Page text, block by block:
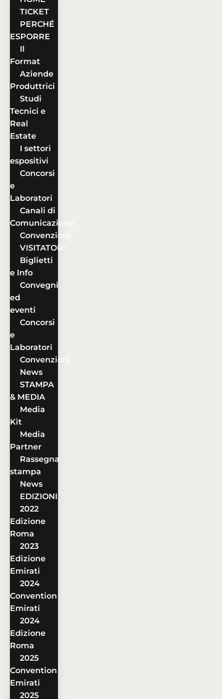
TICKET
PERCHÉ
ESPORRE
Il
Format
Aziende
Produttrici
Studi
Tecnici e
Real
Estate
I settori
espositivi
Concorsi
e
Laboratori
Canali di
Comunicazione
Convenzioni
VISITATORI
Biglietti
e Info
Convegni
ed
eventi
Concorsi
e
Laboratori
Convenzioni
News
STAMPA
& MEDIA
Media
Kit
Media
Partner
Rassegna
stampa
News
EDIZIONI
2022
Edizione
Roma
2023
Edizione
Emirati
2024
Convention
Emirati
2024
Edizione
Roma
2025
Convention
Emirati
2025